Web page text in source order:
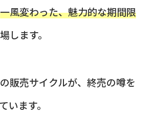
一風変わった、魅力的な期間限
します。
販売サイクルが、終売の噂を
います。